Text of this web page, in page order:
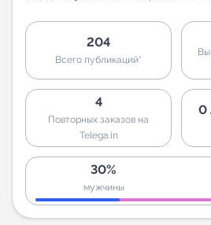
204
Всего публикаций*
4
Повторных заказов на
Telega.in
0
30%
мужчины